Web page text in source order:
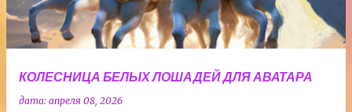
КОЛЕСНИЦА БЕЛЫХ ЛОШАДЕЙ ДЛЯ АВАТАРА
дата: апреля 08, 2026